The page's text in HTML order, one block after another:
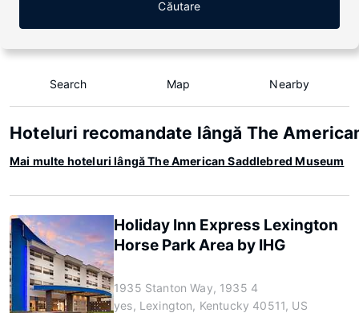
Căutare
Search Map Nearby
Hoteluri recomandate lângă The
Mai multe hoteluri lângă The American Saddlebred Museum
Holiday Inn Express Lexington
Horse Park Area by IHG
1935 Stanton Way, 1935 4
yes, Lexington, Kentucky 40511, US